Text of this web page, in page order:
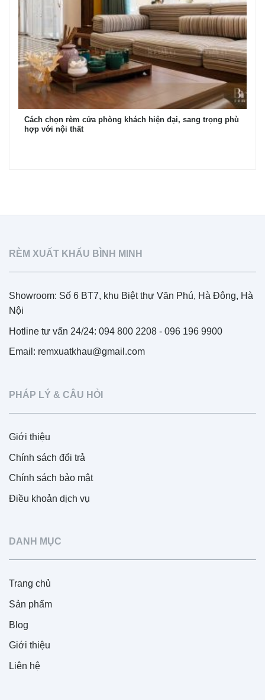
Cách chọn rèm cửa phòng khách hiện đại, sang trọng phù
hợp với nội thất
RÈM XUẤT KHẨU BÌNH MINH
Showroom: Số 6 BT7, khu Biệt thự Văn Phú, Hà Đông, Hà
Nội
Hotline tư vấn 24/24: 094 800 2208 - 096 196 9900
Email: remxuatkhau@gmail.com
PHÁP LÝ & CÂU HỎI
Giới thiệu
Chính sách đổi trả
Chính sách bảo mật
Điều khoản dịch vụ
DANH MỤC
Trang chủ
Sản phẩm
Blog
Giới thiệu
Liên hệ